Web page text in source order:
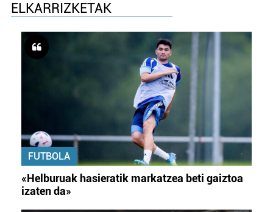
ELKARRIZKETAK
FUTBOLA
«Helburuak hasieratik markatzea beti gaiztoa
izaten da»